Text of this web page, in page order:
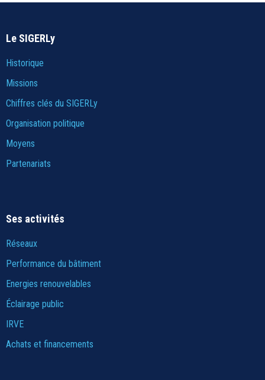
Le SIGERLy
Historique
Missions
Chiffres clés du SIGERLy
Organisation politique
Moyens
Partenariats
Ses activités
Réseaux
Performance du bâtiment
Energies renouvelables
Éclairage public
IRVE
Achats et financements